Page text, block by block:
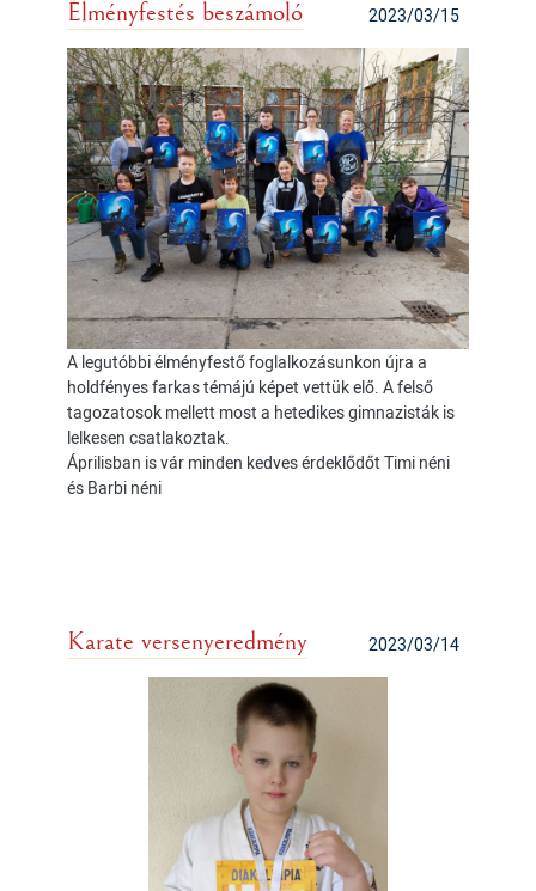
2023/03/15
Élményfestés beszámoló
A legutóbbi élményfestő foglalkozásunkon újra a
holdfényes farkas témájú képet vettük elő. A felső
tagozatosok mellett most a hetedikes gimnazisták is
lelkesen csatlakoztak.
Áprilisban is vár minden kedves érdeklődőt Timi néni
és Barbi néni
2023/03/14
Karate versenyeredmény